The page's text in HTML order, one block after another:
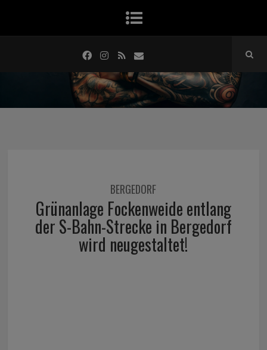
BERGEDORF
Grünanlage Fockenweide entlang
der S-Bahn-Strecke in Bergedorf
wird neugestaltet!